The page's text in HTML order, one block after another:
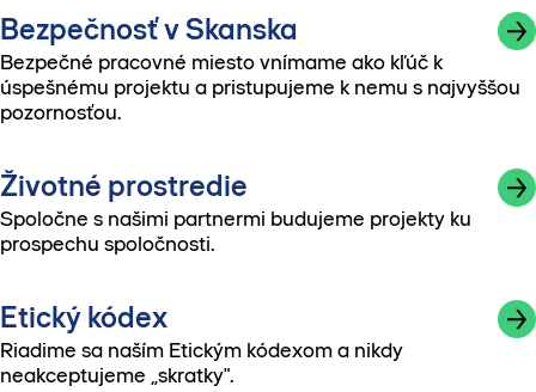
Bezpečnosť v Skanska
Bezpečné pracovné miesto vnímame ako kľúč k
úspešnému projektu a pristupujeme k nemu s najvyššou
pozornosťou.
Životné prostredie
Spoločne s našimi partnermi budujeme projekty ku
prospechu spoločnosti.
Etický kódex
Riadime sa naším Etickým kódexom a nikdy
neakceptujeme „skratky".